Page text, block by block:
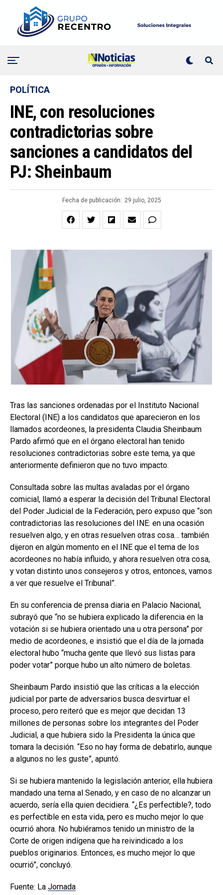
POLÍTICA
INE, con resoluciones
contradictorias sobre
sanciones a candidatos del
PJ: Sheinbaum
Fecha de publicación: 29 julio, 2025
Tras las sanciones ordenadas por el Instituto Nacional
Electoral (INE) a los candidatos que aparecieron en los
llamados acordeones, la presidenta Claudia Sheinbaum
Pardo afirmó que en el órgano electoral han tenido
resoluciones contradictorias sobre este tema, ya que
anteriormente definieron que no tuvo impacto.
Consultada sobre las multas avaladas por el órgano
comicial, llamó a esperar la decisión del Tribunal Electoral
del Poder Judicial de la Federación, pero expuso que “son
contradictorias las resoluciones del INE: en una ocasión
resuelven algo, y en otras resuelven otras cosa… también
dijeron en algún momento en el INE que el tema de los
acordeones no había influido, y ahora resuelven otra cosa,
y votan distinto unos consejeros y otros, entonces, vamos
a ver que resuelve el Tribunal”.
En su conferencia de prensa diaria en Palacio Nacional,
subrayó que “no se hubiera explicado la diferencia en la
votación si se hubiera orientado una u otra persona” por
medio de acordeones, e insistió que el día de la jornada
electoral hubo “mucha gente que llevó sus listas para
poder votar” porque hubo un alto número de boletas.
Sheinbaum Pardo insistió que las críticas a la elección
judicial por parte de adversarios busca desvirtuar el
proceso, pero reiteró que es mejor que decidan 13
millones de personas sobre los integrantes del Poder
Judicial, a que hubiera sido la Presidenta la única que
tomara la decisión. “Eso no hay forma de debatirlo, aunque
a algunos no les guste”, apuntó.
Si se hubiera mantenido la legislación anterior, ella hubiera
mandado una terna al Senado, y en caso de no alcanzar un
acuerdo, sería ella quien decidiera. “¿Es perfectible?, todo
es perfectible en esta vida, pero es mucho mejor lo que
ocurrió ahora. No hubiéramos tenido un ministro de la
Corte de origen indígena que ha reivindicado a los
pueblos originarios. Entonces, es mucho mejor lo que
ocurrió”, concluyó.
Fuente: La Jornada